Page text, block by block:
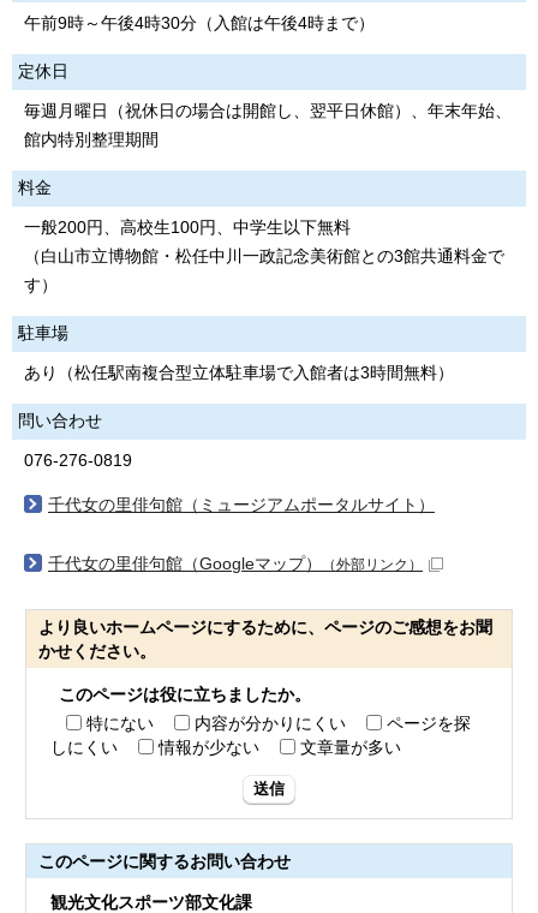
午前9時～午後4時30分（入館は午後4時まで）
定休日
毎週月曜日（祝休日の場合は開館し、翌平日休館）、年末年始、
館内特別整理期間
料金
一般200円、高校生100円、中学生以下無料
（白山市立博物館・松任中川一政記念美術館との3館共通料金で
す）
駐車場
あり（松任駅南複合型立体駐車場で入館者は3時間無料）
問い合わせ
076-276-0819
千代女の里俳句館（ミュージアムポータルサイト）
千代女の里俳句館（Googleマップ） （外部リンク）
より良いホームページにするために、ページのご感想をお聞
かせください。
このページは役に立ちましたか。
特にない
内容が分かりにくい
ページを探
しにくい
情報が少ない 文章量が多い
送信
このページに関するお問い合わせ
観光文化スポーツ部文化課